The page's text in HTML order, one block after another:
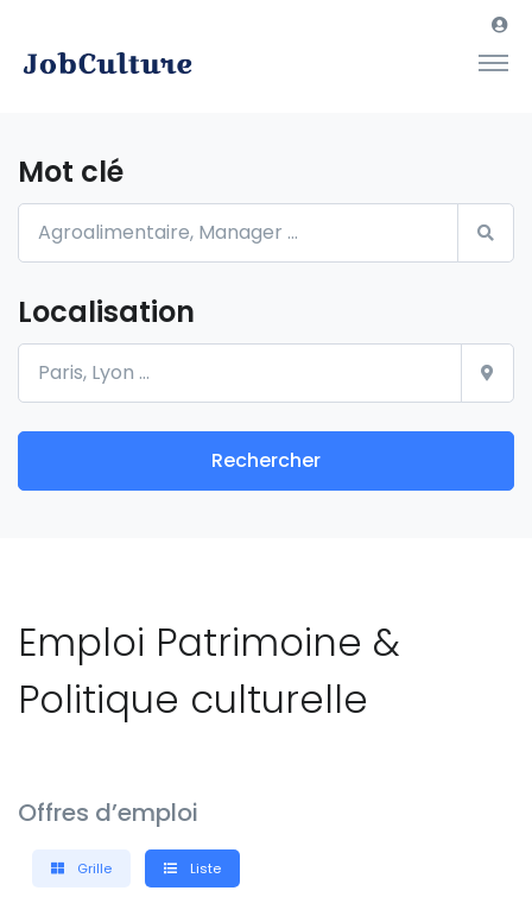
Mot clé
Localisation
Rechercher
Emploi Patrimoine &
Politique culturelle
Offres d’emploi
Grille Liste